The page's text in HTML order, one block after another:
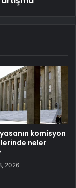
komisyon
neler
2026